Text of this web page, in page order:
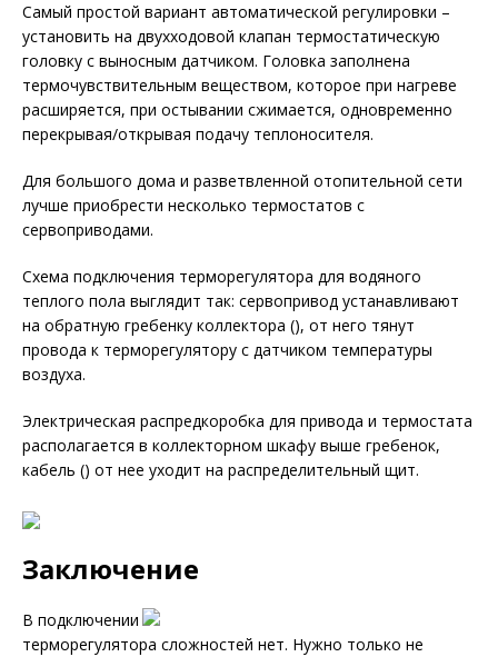
Самый простой вариант автоматической регулировки –
установить на двухходовой клапан термостатическую
головку с выносным датчиком. Головка заполнена
термочувствительным веществом, которое при нагреве
расширяется, при остывании сжимается, одновременно
перекрывая/открывая подачу теплоносителя.
Для большого дома и разветвленной отопительной сети
лучше приобрести несколько термостатов с
сервоприводами.
Схема подключения терморегулятора для водяного
теплого пола выглядит так: сервопривод устанавливают
на обратную гребенку коллектора (), от него тянут
провода к терморегулятору с датчиком температуры
воздуха.
Электрическая распредкоробка для привода и термостата
располагается в коллекторном шкафу выше гребенок,
кабель () от нее уходит на распределительный щит.
Заключение
В подключении
терморегулятора сложностей нет. Нужно только не